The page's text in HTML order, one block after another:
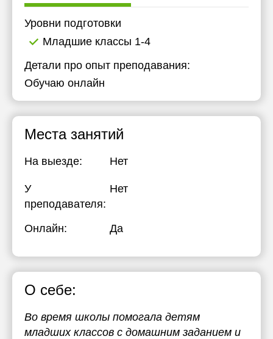
Уровни подготовки
Младшие классы 1-4
Детали про опыт преподавания:
Обучаю онлайн
Места занятий
На выезде: Нет
У
преподавателя:
Нет
Онлайн: Да
О себе:
Во время школы помогала детям
младших классов с домашним заданием и